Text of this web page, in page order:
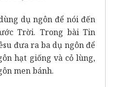
dụ ngôn để nói đến
Trời. Trong bài Tin
đưa ra ba dụ ngôn để
hạt giống và cỏ lùng,
men bánh.